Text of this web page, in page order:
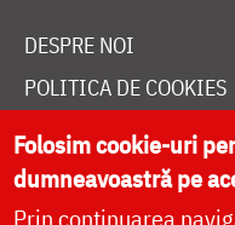
DESPRE NOI
POLITICA DE COOKIES
DONEAZĂ ONLINE
Folosim cookie-uri
dumneavoastră pe
Prin continuarea